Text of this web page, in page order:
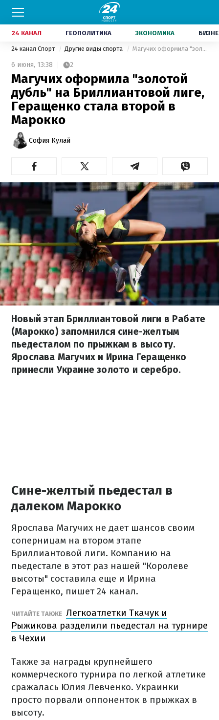
24 КАНАЛ ГЕОПОЛИТИКА ЭКОНОМИКА
24 канал Спорт Другие виды спорта Магучих оформила "золотой дубль" на Бриллиантовой лиге, Геращенко стала второй в Марокко
6 июня, 13:38 2
Магучих оформила "золотой
дубль" на Бриллиантовой лиге,
Геращенко стала второй в
Марокко
София Кулай
Новый этап Бриллиантовой лиги в Рабате
(Марокко) запомнился сине-желтым
пьедесталом по прыжкам в высоту.
Ярослава Магучих и Ирина Геращенко
принесли Украине золото и серебро.
Сине-желтый пьедестал в
далеком Марокко
Ярослава Магучих не дает шансов своим
соперницам на втором этапе
Бриллиантовой лиги. Компанию на
пьедестале в этот раз нашей "Королеве
высоты" составила еще и Ирина
Геращенко, пишет 24 канал.
ЧИТАЙТЕ ТАКЖЕ Легкоатлетки Ткачук и
Рыжикова разделили пьедестал на турнире
в Чехии
Также за награды крупнейшего
коммерческого турнира по легкой атлетике
сражалась Юлия Левченко. Украинки
просто порвали оппоненток в прыжках в
высоту.